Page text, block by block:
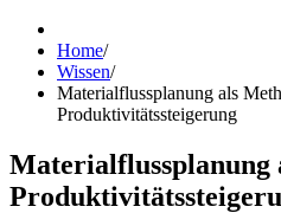
Home/
Wissen/
Materialflussplanung als
Produktivitätssteigerung
Materialflussplanung